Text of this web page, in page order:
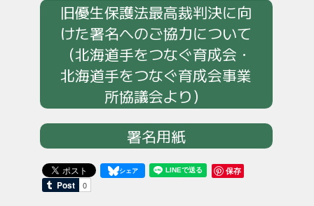
旧優生保護法最高裁判決に向
けた署名へのご協力について
（北海道手をつなぐ育成会・
北海道手をつなぐ育成会事業
所協議会より）
署名用紙
保存